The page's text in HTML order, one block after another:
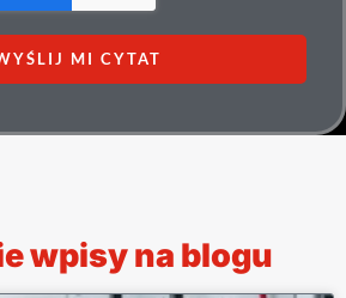
MI CYTAT
wpisy na blogu